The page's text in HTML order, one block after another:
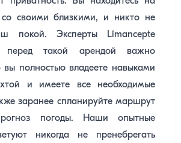
со своими близкими, и никто не
покой. Эксперты Limancepte
перед такой арендой важно
вы полностью владеете навыками
и имеете все необходимые
заранее спланируйте маршрут
погоды. Наши опытные
никогда не пренебрегать